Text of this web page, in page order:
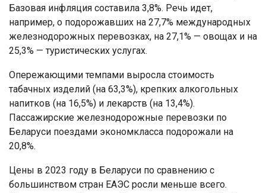
Базовая инфляция составила 3,8%. Речь идет,
например, о подорожавших на 27,7% международных
железнодорожных перевозках, на 27,1% — овощах и на
25,3% — туристических услугах.
Опережающими темпами выросла стоимость
табачных изделий (на 63,3%), крепких алкогольных
напитков (на 16,5%) и лекарств (на 13,4%).
Пассажирские железнодорожные перевозки по
Беларуси поездами экономкласса подорожали на
20,8%.
Цены в 2023 году в Беларуси по сравнению с
большинством стран ЕАЭС росли меньше всего.